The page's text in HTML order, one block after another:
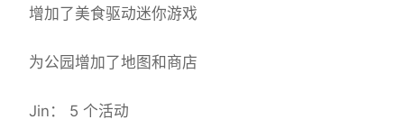
增加了美食驱动迷你游戏
为公园增加了地图和商店
Jin： 5 个活动